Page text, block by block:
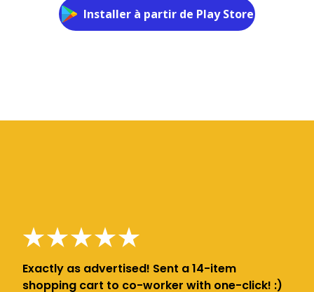
Installer à partir de Play Store
Exactly as advertised! Sent a 14-item
shopping cart to co-worker with one-click! :)